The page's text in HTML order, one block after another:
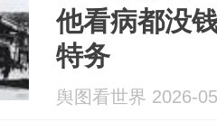
他看病都没
特务
舆图看世界 2026-